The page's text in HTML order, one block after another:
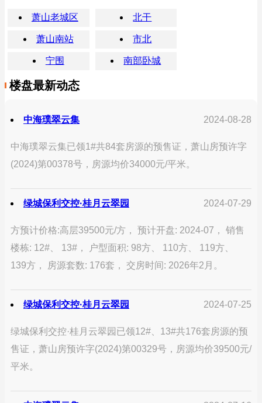
萧山老城区 北干
萧山南站 市北
宁围 南部卧城
楼盘最新动态
中海璞翠云集 2024-08-28
中海璞翠云集已领1#共84套房源的预售证，萧山房预许字
(2024)第00378号，房源均价34000元/平米。
绿城保利交控·桂月云翠园 2024-07-29
方预计价格:高层39500元/方， 预计开盘: 2024-07， 销售
楼栋: 12#、 13#， 户型面积: 98方、 110方、 119方、
139方， 房源套数: 176套， 交房时间: 2026年2月。
绿城保利交控·桂月云翠园 2024-07-25
绿城保利交控·桂月云翠园已领12#、13#共176套房源的预
售证，萧山房预许字(2024)第00329号，房源均价39500元/
平米。